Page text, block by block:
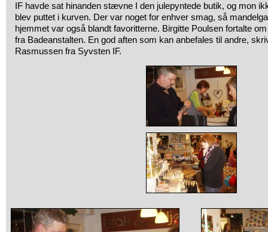
IF havde sat hinanden stævne I den julepyntede butik, og mon
blev puttet i kurven. Der var noget for enhver smag, så
hjemmet var også blandt favoritterne. Birgitte Poulsen fortalte
fra Badeanstalten. En god aften som kan anbefales til andre,
Rasmussen fra Syvsten IF.